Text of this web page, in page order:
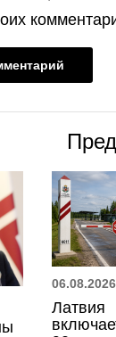
06.08.2026
Латвия